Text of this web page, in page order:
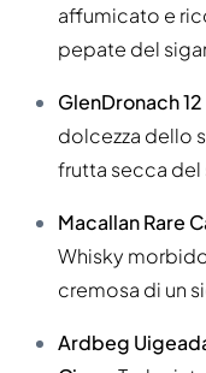
affumicato e
pepate del
GlenDronach
dolcezza dello
frutta secca del
Macallan Rare
Whisky
cremosa di un
Ardbeg